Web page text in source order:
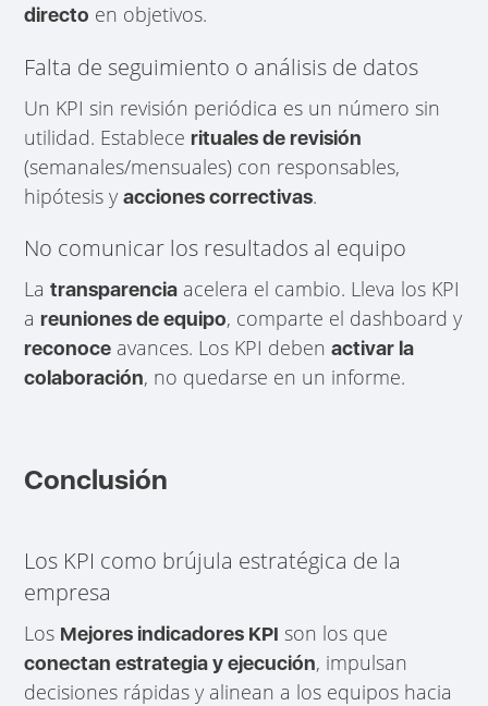
directo en objetivos.
Falta de seguimiento o análisis de datos
Un KPI sin revisión periódica es un número sin
utilidad. Establecerituales de revisión
(semanales/mensuales) con responsables,
hipótesis yacciones correctivas.
No comunicar los resultados al equipo
Latransparencia acelera el cambio. Lleva los KPI
areuniones de equipo, comparte el dashboard y
reconoce avances. Los KPI debenactivar la
colaboración, no quedarse en un informe.
Conclusión
Los KPI como brújula estratégica de la
empresa
Los Mejores indicadores KPI son los que
conectan estrategia y ejecución, impulsan
decisiones rápidas y alinean a los equipos hacia